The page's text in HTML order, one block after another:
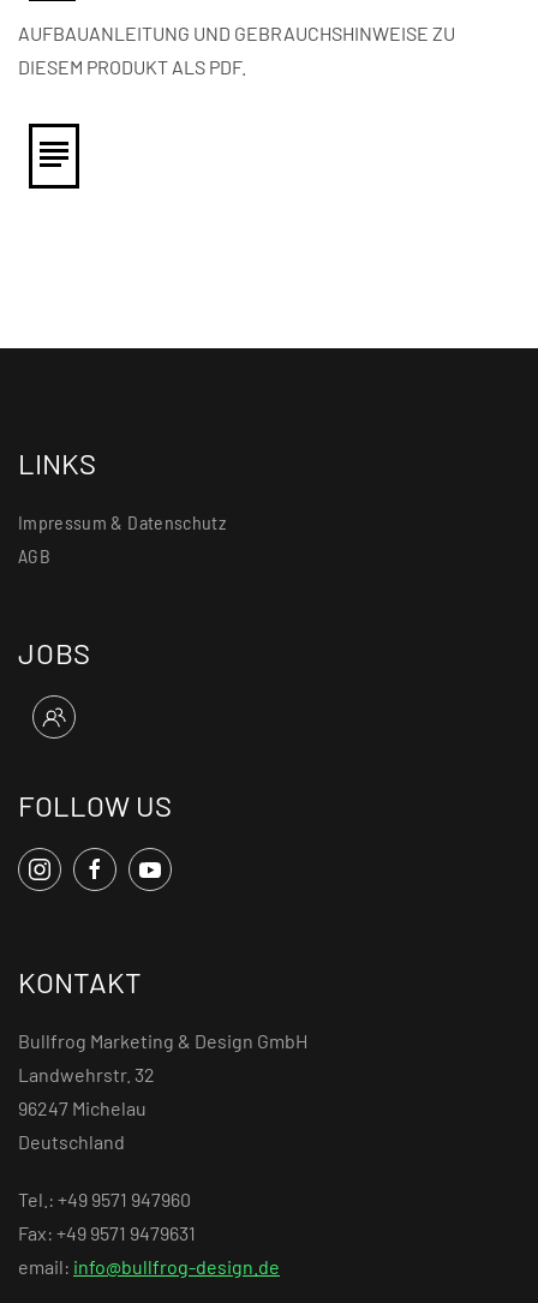
AUFBAUANLEITUNG UND GEBRAUCHSHINWEISE ZU
DIESEM PRODUKT ALS PDF.
LINKS
Impressum & Datenschutz
AGB
JOBS
FOLLOW US
KONTAKT
Bullfrog Marketing & Design GmbH
Landwehrstr. 32
96247 Michelau
Deutschland
Tel.: +49 9571 947960
Fax: +49 9571 9479631
email: info@bullfrog-design.de